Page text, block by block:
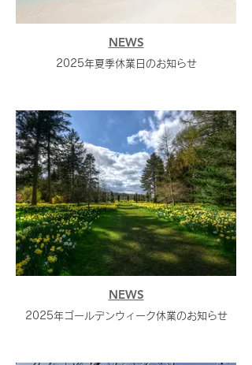
NEWS
2025年夏季休業日のお知らせ
NEWS
2025年ゴールデンウィーク休業のお知らせ